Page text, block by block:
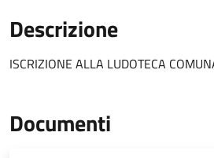
Descrizione
ISCRIZIONE ALLA LUDOTECA
Documenti